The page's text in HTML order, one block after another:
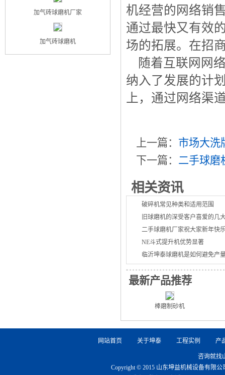
机经营的网络销
通过最快又有效
场的拓展。在招
随着互联网网
纳入了发展的计
上，通过网络渠
上一篇： 市场大洗
下一篇： 二手球磨
相关资讯
破碎机常见种类和适用范围
旧球磨机的深受客户喜爱的几
二手球磨机厂家祝大家新年快
NE斗式提升机优势显著
临沂坤泰球磨机是如何避免产
最新产品推荐
棒磨制砂机
加气砖球磨机厂家
加气砖球磨机
网站首页 关于坤泰 工程实例 产
咨询就找
Copyright © 2015 山东坤益机械设备有限